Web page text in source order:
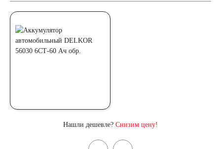
Нашли дешевле? Снизим цену!